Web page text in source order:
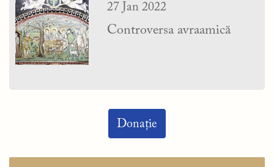
27 Jan 2022
Controversa avraamică
Donație